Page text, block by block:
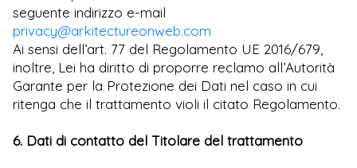
seguente indirizzo e-mail
privacy@arkitectureonweb.com
Ai sensi dell’art. 77 del Regolamento UE 2016/679,
inoltre, Lei ha diritto di proporre reclamo all’Autorità
Garante per la Protezione dei Dati nel caso in cui
ritenga che il trattamento violi il citato Regolamento.
6. Dati di contatto del Titolare del trattamento